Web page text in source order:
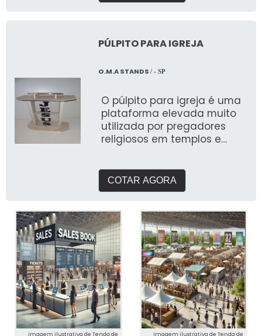
PÚLPITO PARA IGREJA
O.M.A STANDS / - SP
O púlpito para igreja é uma
plataforma elevada muito
utilizada por pregadores
religiosos em templos e
COTAR AGORA
Imagem ilustrativa de Tenda de
Imagem ilustrativa de Tenda de